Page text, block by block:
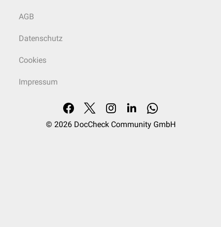
AGB
Datenschutz
Cookies
Impressum
© 2026 DocCheck Community GmbH